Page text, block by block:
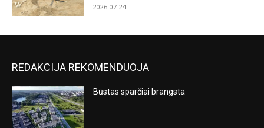
2026-07-24
REDAKCIJA REKOMENDUOJA
Būstas sparčiai brangsta